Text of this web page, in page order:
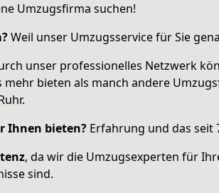
Umzugsfirma suchen!
Weil unser Umzugsservice für Sie
unser professionelles Netzwerk
mehr bieten als manch andere
Ihnen bieten? Erfahrung und das seit
, da wir die Umzugsexperten für
sind.